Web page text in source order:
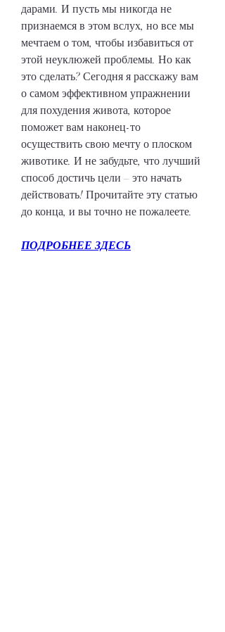
дарами. И пусть мы никогда не
признаемся в этом вслух, но все мы
мечтаем о том, чтобы избавиться от
этой неуклюжей проблемы. Но как
это сделать? Сегодня я расскажу вам
о самом эффективном упражнении
для похудения живота, которое
поможет вам наконец-то
осуществить свою мечту о плоском
животике. И не забудьте, что лучший
способ достичь цели – это начать
действовать! Прочитайте эту статью
до конца, и вы точно не пожалеете.
ПОДРОБНЕЕ ЗДЕСЬ